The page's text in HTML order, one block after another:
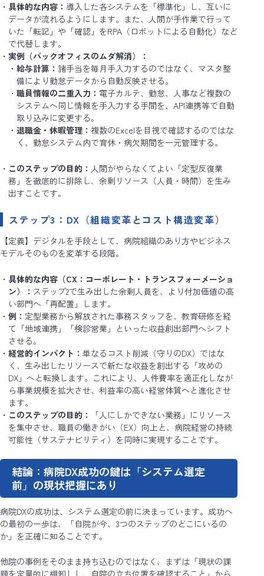
具体的な内容： 導入した各システムを「標準化」し、互いに
データが流れるようにします。また、人間が手作業で行って
いた「転記」や「確認」をRPA（ロボットによる自動化）など
で代替します。
実例（バックオフィスのムダ解消）：
給与計算： 諸手当を毎月手入力するのではなく、マスタ整
備により勤怠データから自動反映させる。
職員情報の二重入力： 電子カルテ、勤怠、人事など複数の
システムへ同じ情報を手入力する手間を、API連携等で自動
取り込みに変更する。
退職金・休暇管理： 複数のExcelを目視で確認するのではな
く、勤怠システム内で育休・病欠期間を一元管理する。
このステップの目的： 人間がやらなくてよい「定型反復業
務」を徹底的に排除し、余剰リソース（人員・時間）を生み
出すことです。
ステップ3：DX（組織変革とコスト構造変革）
【定義】デジタルを手段として、病院組織のあり方やビジネス
モデルそのものを変革する段階。
具体的な内容（CX：コーポレート・トランスフォーメーショ
ン）： ステップ2で生み出した余剰人員を、より付加価値の高
い部門へ「再配置」します。
例： 定型業務から解放された事務スタッフを、教育研修を経
て「地域連携」「検診営業」といった収益創出部門へシフト
させる。
経営的インパクト： 単なるコスト削減（守りのDX）ではな
く、生み出したリソースで新たな収益を創出する「攻めの
DX」へと転換します。これにより、人件費率を適正化しなが
ら事業規模を拡大させ、利益率の高い経営体質へと進化させ
ます。
このステップの目的：
「人にしかできない業務」にリソース
を集中させ、職員の働きがい（EX）向上と、病院経営の持続
可能性（サステナビリティ）を同時に実現することです。
結論：病院DX成功の鍵は「システム選定
前」の現状把握にあり
病院DXの成功は、システム選定の前に決まっています。成功へ
の最初の一歩は、「自院が今、3つのステップのどこにいるの
か」を正確に知ることです。
他院の事例をそのまま持ち込むのではなく、まずは「現状の課